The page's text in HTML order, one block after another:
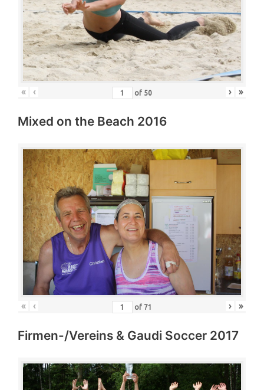
« ‹ of 50 › »
Mixed on the Beach 2016
« ‹ of 71 › »
Firmen-/Vereins & Gaudi Soccer 2017